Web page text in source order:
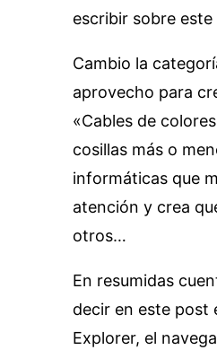
escribir sobre
Cambio la
aprovecho para
«Cables de
cosillas más o
informáticas que
atención y crea
otros…
En resumidas
decir en este post
Explorer, el